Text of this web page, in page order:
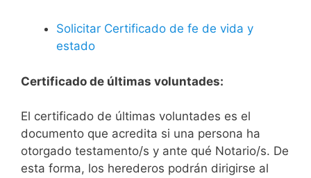
Solicitar Certificado de fe de vida y
estado
Certificado de últimas voluntades:
El certificado de últimas voluntades es el
documento que acredita si una persona ha
otorgado testamento/s y ante qué Notario/s. De
esta forma, los herederos podrán dirigirse al